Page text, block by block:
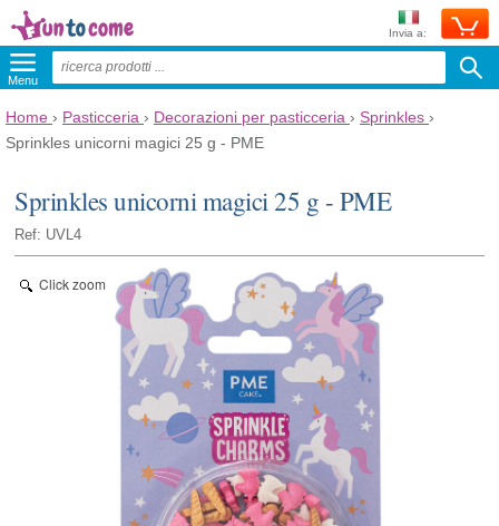
Invia a:
Menu
Home › Pasticceria › Decorazioni per pasticceria › Sprinkles ›
Sprinkles unicorni magici 25 g - PME
Sprinkles unicorni magici 25 g - PME
Ref: UVL4
Click zoom